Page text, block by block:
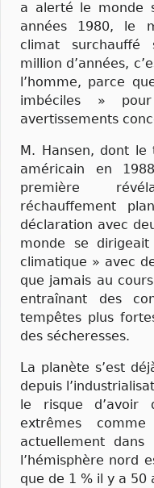
a alerté le monde
années 1980, le
climat surchauffé
million d’années,
l’homme, parce
imbéciles »
avertissements
M. Hansen, dont le
américain en
première
réchauffement
déclaration avec
monde se
climatique » avec
que jamais au
entraînant des
tempêtes plus
des sécheresses.
La planète s’est
depuis
le risque d’avoir
extrêmes
actuellement
l’hémisphère nord
que de 1 % il y a 50